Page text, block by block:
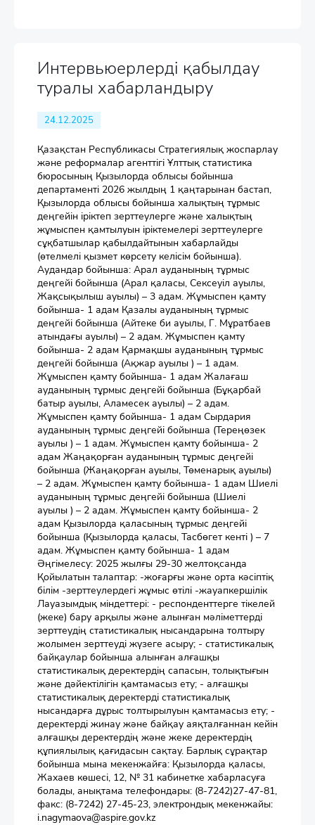
Интервьюерлерді қабылдау
туралы хабарландыру
24.12.2025
Қазақстан Республикасы Стратегиялық жоспарлау
және реформалар агенттігі Ұлттық статистика
бюросының Қызылорда облысы бойынша
департаменті 2026 жылдың 1 қаңтарынан бастап,
Қызылорда облысы бойынша халықтың тұрмыс
деңгейін іріктеп зерттеулерге және халықтың
жұмыспен қамтылуын іріктемелері зерттеулерге
сұқбатшылар қабылдайтынын хабарлайды
(өтелмелі қызмет көрсету келісім бойынша).
Аудандар бойынша: Арал ауданының тұрмыс
деңгейі бойынша (Арал қаласы, Сексеуіл ауылы,
Жақсықылыш ауылы) – 3 адам. Жұмыспен қамту
бойынша- 1 адам Қазалы ауданының тұрмыс
деңгейі бойынша (Айтеке би ауылы, Г. Мұратбаев
атындағы ауылы) – 2 адам. Жұмыспен қамту
бойынша- 2 адам Қармақшы ауданының тұрмыс
деңгейі бойынша (Ақжар ауылы ) – 1 адам.
Жұмыспен қамту бойынша- 1 адам Жалағаш
ауданының тұрмыс деңгейі бойынша (Бұқарбай
батыр ауылы, Аламесек ауылы) – 2 адам.
Жұмыспен қамту бойынша- 1 адам Сырдария
ауданының тұрмыс деңгейі бойынша (Тереңөзек
ауылы ) – 1 адам. Жұмыспен қамту бойынша- 2
адам Жаңақорған ауданының тұрмыс деңгейі
бойынша (Жаңақорған ауылы, Төменарық ауылы)
– 2 адам. Жұмыспен қамту бойынша- 1 адам Шиелі
ауданының тұрмыс деңгейі бойынша (Шиелі
ауылы ) – 2 адам. Жұмыспен қамту бойынша- 2
адам Қызылорда қаласының тұрмыс деңгейі
бойынша (Қызылорда қаласы, Тасбөгет кенті ) – 7
адам. Жұмыспен қамту бойынша- 1 адам
Әңгімелесу: 2025 жылғы 29-30 желтоқсанда
Қойылатын талаптар: -жоғарғы және орта кәсіптіқ
білім -зерттеулердегі жұмыс өтілі -жауапкершілік
Лауазымдық міндеттері: - респонденттерге тікелей
(жеке) бару арқылы және алынған мәліметтерді
зерттеудің статистикалық нысандарына толтыру
жолымен зерттеуді жүзеге асыру; - статистикалық
байқаулар бойынша алынған алғашқы
статистикалық деректердің сапасын, толықтығын
және дәйектілігін қамтамасыз ету; - алғашқы
статистикалық деректерді статистикалық
нысандарға дұрыс толтырылуын қамтамасыз ету; -
деректерді жинау және байқау аяқталғаннан кейін
алғашқы деректердің және жеке деректердің
құпиялылық қағидасын сақтау. Барлық сұрақтар
бойынша мына мекенжайға: Қызылорда қаласы,
Жахаев көшесі, 12, № 31 кабинетке хабарласуға
болады, анықтама телефондары: (8-7242)27-47-81,
факс: (8-7242) 27-45-23, электрондық мекенжайы:
i.nagymaova@aspire.gov.kz